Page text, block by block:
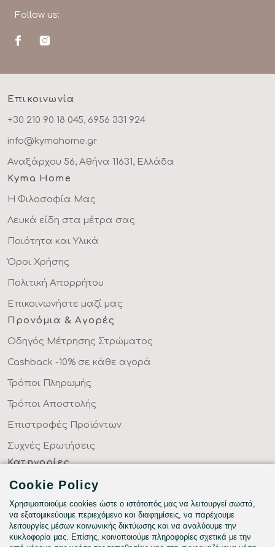
Follow us:
Επικοινωνία
+30 210 90 18 045, 6956 331 924
info@kymahome.gr
Αναξάρχου 56, Αθήνα 11631, Ελλάδα
Kyma Home
Η Φιλοσοφία Μας
Λευκά είδη στα μέτρα σας
Ποιότητα και Υλικά
Όροι Χρήσης
Πολιτική Απορρήτου
Επικοινωνήστε μαζί μας
Προνόμια & Αγορές
Οδηγός Μέτρησης Στρώματος
Cashback -10% σε κάθε αγορά
Τρόποι Πληρωμής
Τρόποι Αποστολής
Επιστροφές Προϊόντων
Συχνές Ερωτήσεις
Κατηγορίες
ΣΕΝΤΟΝΙΑ ΣΤΑ ΜΕΤΡΑ ΣΑΣ
ΥΦΑΣΜΑΤΑ ΜΕ ΤΟ ΜΕΤΡΟ
ΥΠΝΟΔΩΜΑΤΙΟ
Cookie Policy
Χρησιμοποιούμε cookies ώστε ο ιστότοπός μας να λειτουργεί σωστά,
να εξατομικεύουμε περιεχόμενο και διαφημίσεις, να παρέχουμε
λειτουργίες μέσων κοινωνικής δικτύωσης και να αναλύουμε την
κυκλοφορία μας. Επίσης, κοινοποιούμε πληροφορίες σχετικά με την